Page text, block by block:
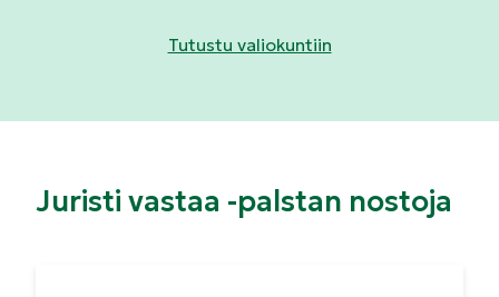
Tutustu valiokuntiin
Juristi vastaa -palstan nostoja